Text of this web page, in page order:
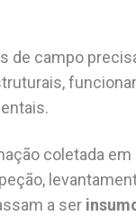
de campo
coletada
a ser